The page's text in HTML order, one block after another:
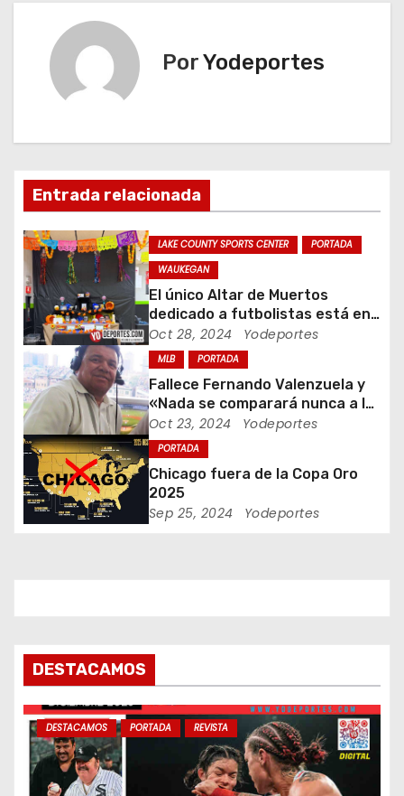
i
ó
n
d
e
e
n
t
r
s
PorYodeportes
Entrada relacionada
LAKE COUNTY SPORTS CENTER
PORTADA
WAUKEGAN
El único Altar de Muertos
dedicado a futbolistas está en
Waukegan Indoor
Oct 28, 2024 Yodeportes
MLB PORTADA
Fallece Fernando Valenzuela y
«Nada se comparará nunca a la
Fernandomania» dijo Jaime
Jarrin
Oct 23, 2024 Yodeportes
PORTADA
Chicago fuera de la Copa Oro
2025
Sep 25, 2024 Yodeportes
DESTACAMOS
DESTACAMOS PORTADA REVISTA